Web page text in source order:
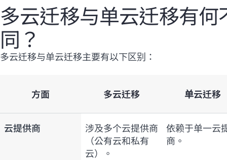
多云迁移与单云迁移有何
同？
多云迁移与单云迁移主要有以下区别：
方面 多云迁移 单云迁移
云提供商
涉及多个云提供商
（公有云和私有
云）。
依赖于单一云
商。